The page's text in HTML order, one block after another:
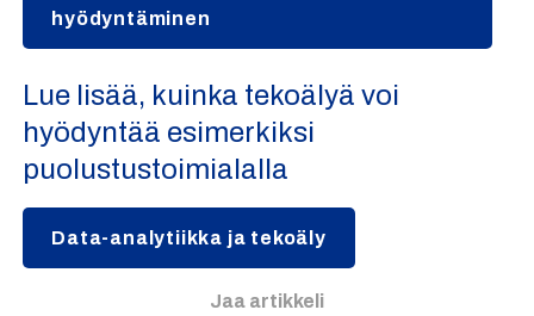
hyödyntäminen
Lue lisää, kuinka tekoälyä voi
hyödyntää esimerkiksi
puolustustoimialalla
Data-analytiikka ja tekoäly
Jaa artikkeli